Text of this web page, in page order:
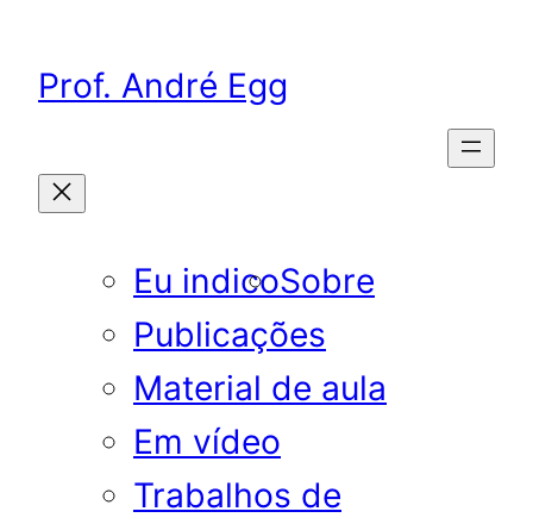
Prof. André Egg
Eu indicoSobre
Publicações
Material de aula
Em vídeo
Trabalhos de